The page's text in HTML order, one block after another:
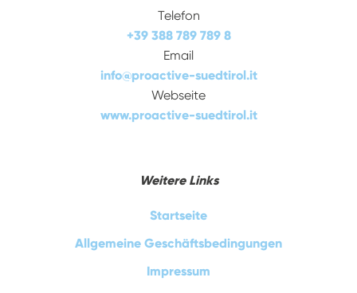
Telefon
+39 388 789 789 8
Email
info@proactive-suedtirol.it
Webseite
www.proactive-suedtirol.it
Weitere Links
Startseite
Allgemeine Geschäftsbedingungen
Impressum